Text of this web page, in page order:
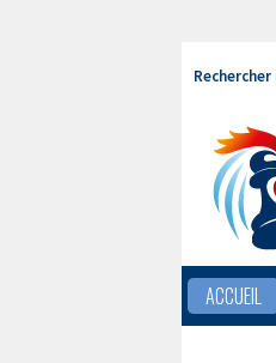
ACCUEIL